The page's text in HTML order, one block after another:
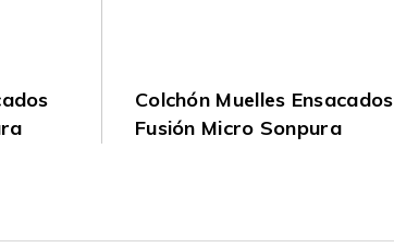
Colchón Muelles Ensacados
Fusión Micro Sonpura